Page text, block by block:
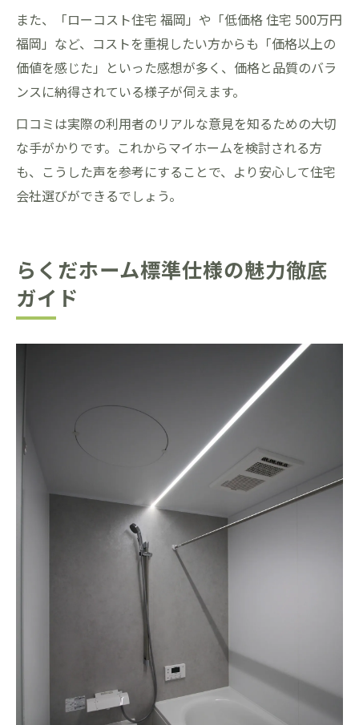
また、「ローコスト住宅 福岡」や「低価格 住宅 500万円
福岡」など、コストを重視したい方からも「価格以上の
価値を感じた」といった感想が多く、価格と品質のバラ
ンスに納得されている様子が伺えます。
口コミは実際の利用者のリアルな意見を知るための大切
な手がかりです。これからマイホームを検討される方
も、こうした声を参考にすることで、より安心して住宅
会社選びができるでしょう。
らくだホーム標準仕様の魅力徹底
ガイド